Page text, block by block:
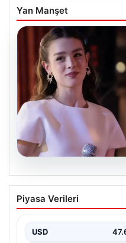
Yan Manşet
05.08.2026
‘Yeraltı’ dizisinde
duyurusunda
Piyasa Verileri
USD